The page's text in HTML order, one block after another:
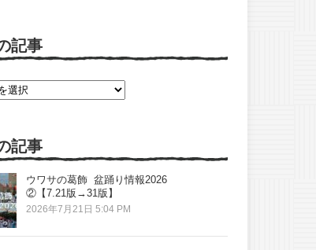
記事
記事
ウワサの葛飾 盆踊り情報2026
②【7.21版→31版】
2026年7月21日 5:04 PM